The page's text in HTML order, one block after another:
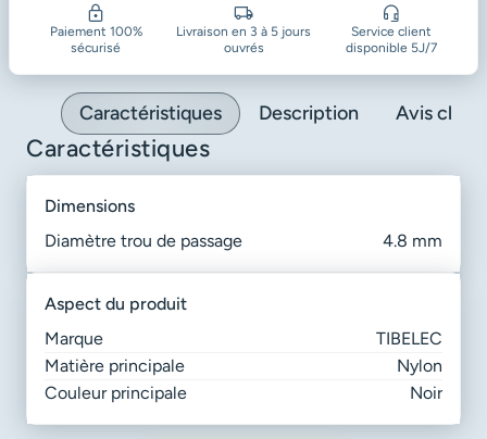
Paiement 100%
sécurisé
Livraison en 3 à 5 jours
ouvrés
Service client
disponible 5J/7
Caractéristiques Description Avis
Caractéristiques
dimensions
Diamètre trou de passage
4.8 mm
aspect du produit
Marque
TIBELEC
Matière principale
Nylon
Couleur principale
Noir